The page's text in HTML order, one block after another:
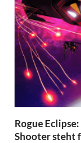
Rogue
Shooter steht